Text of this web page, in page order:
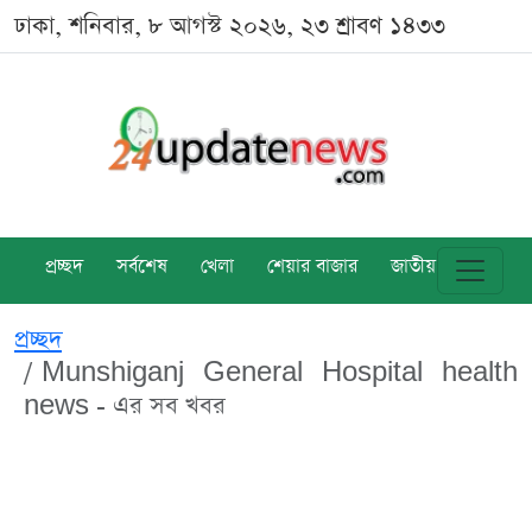
ঢাকা, শনিবার, ৮ আগস্ট ২০২৬, ২৩ শ্রাবণ ১৪৩৩
প্রচ্ছদ সর্বশেষ খেলা শেয়ার বাজার জাতীয় বিশ্ব
প্রচ্ছদ
Munshiganj General Hospital health
news - এর সব খবর